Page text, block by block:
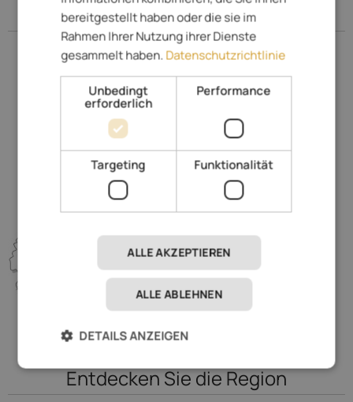
Meran
Schloss Kallmünz
Pferderennplatz
Therme Meran
Schloss Trauttmansdorff
Meraner Waalrunde
Kurhaus
Entdecken Sie die Region
bereitgestellt haben oder die sie im
Rahmen Ihrer Nutzung ihrer Dienste
gesammelt haben.Datenschutzrichtlinie
Unbedingt
erforderlich
Performance
Targeting Funktionalität
ALLE AKZEPTIEREN
ALLE ABLEHNEN
DETAILS ANZEIGEN